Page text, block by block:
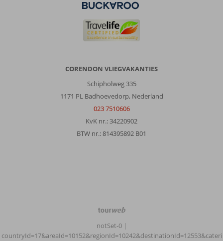
CORENDON VLIEGVAKANTIES
Schipholweg 335
1171 PL Badhoevedorp, Nederland
023 7510606
KvK nr.: 34220902
BTW nr.: 814395892 B01
TourWeb
©
NetMatch
notSet-0 |
countryId=17&areaId=10152&regionId=10242&destinationId=12553&cateri